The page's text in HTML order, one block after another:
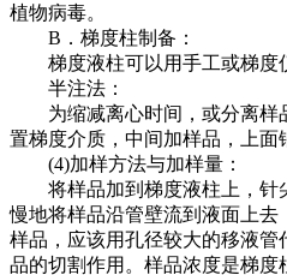
植物病毒。
B．梯度柱制备：
梯度液柱可以用手工或梯度
半注法：
为缩减离心时间，或分离样
置梯度介质，中间加样品，上面
(4)加样方法与加样量：
将样品加到梯度液柱上，针
慢地将样品沿管壁流到液面上
样品，应该用孔径较大的移液
品的切割作用。样品浓度是梯度